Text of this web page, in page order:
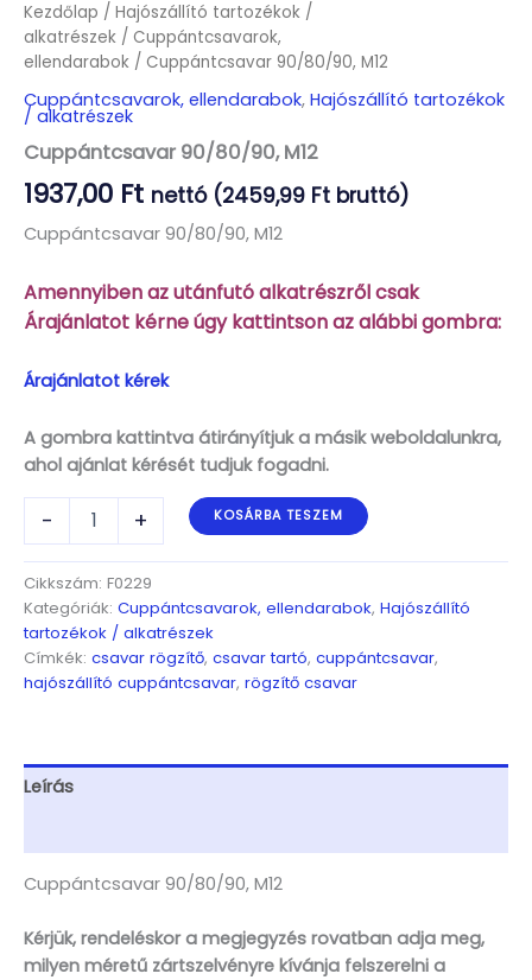
Kezdőlap / Hajószállító tartozékok /
alkatrészek / Cuppántcsavarok,
ellendarabok / Cuppántcsavar 90/80/90, M12
Cuppántcsavarok, ellendarabok, Hajószállító tartozékok
/ alkatrészek
Cuppántcsavar 90/80/90, M12
1937,00 Ft nettó (2459,99 Ft bruttó)
Cuppántcsavar 90/80/90, M12
Amennyiben az utánfutó alkatrészről csak
Árajánlatot kérne úgy kattintson az alábbi gombra:
Árajánlatot kérek
A gombra kattintva átirányítjuk a másik weboldalunkra,
ahol ajánlat kérését tudjuk fogadni.
-
Cuppántcsavar
90/80/90,
mennyiség
+ KOSÁRBA TESZEM
Cikkszám: F0229
Kategóriák: Cuppántcsavarok, ellendarabok, Hajószállító
tartozékok / alkatrészek
Címkék: csavar rögzítő, csavar tartó, cuppántcsavar,
hajószállító cuppántcsavar, rögzítő csavar
Leírás
Cuppántcsavar 90/80/90, M12
Kérjük, rendeléskor a megjegyzés rovatban adja meg,
milyen méretű zártszelvényre kívánja felszerelni a